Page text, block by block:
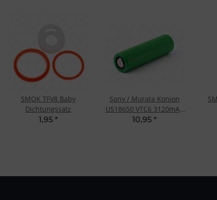
SMOK TFV8 Baby
Dichtungssatz
1,95 *
Sony / Murata Konion
US18650 VTC6 3120mAh
30A
10,95 *